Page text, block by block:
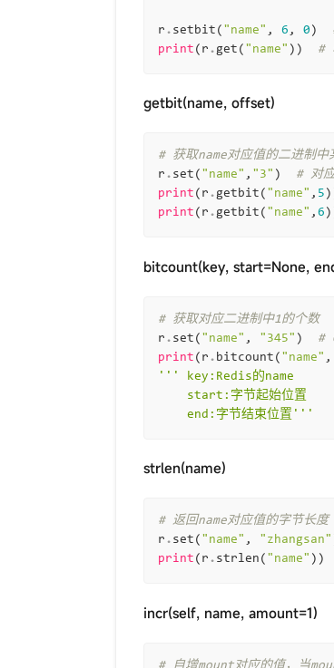
r . setbit ( "name" , 6 , 0 )
print ( r . get ( "name" )) #
getbit(name, offset)
# 获取name对应值的二进制
r . set ( "name" , "3" )
# 对
print ( r .getbit ( "name" , 5
print ( r .getbit ( "name" , 6
bitcount(key, start=None,
# 获取对应二进制中1的个数
r . set ( "name" , "345" )
#
print ( r . bitcount ( "name" ,
''' key:Redis的name
    start:字节起始位置
    end:字节结束位置'''
strlen(name)
# 返回name对应值的字节长度
r . set ( "name" , "zhangsan"
print ( r . strlen ( "name" ))
incr(self, name, amount=1)